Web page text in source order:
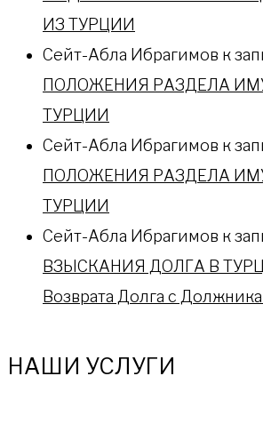
ИЗ ТУРЦИИ
Сейт-Абла Ибрагимов к
ПОЛОЖЕНИЯ РАЗДЕЛА
ТУРЦИИ
Сейт-Абла Ибрагимов к
ПОЛОЖЕНИЯ РАЗДЕЛА
ТУРЦИИ
Сейт-Абла Ибрагимов к
ВЗЫСКАНИЯ ДОЛГА В
Возврата Долга с
НАШИ УСЛУГИ